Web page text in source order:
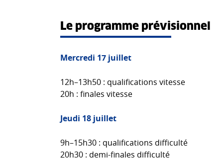
Le programme prévisionnel
Mercredi 17 juillet
12h–13h50 : qualifications vitesse
20h : finales vitesse
Jeudi 18 juillet
9h–15h30 : qualifications difficulté
20h30 : demi-finales difficulté